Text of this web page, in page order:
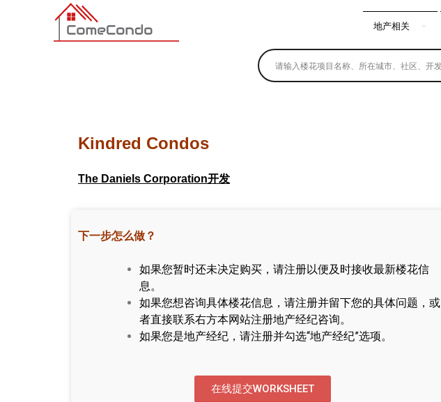
多伦多最新最全的楼花搜索引擎
地产相关
Kindred Condos
The Daniels Corporation开发
下一步怎么做？
如果您暂时还未决定购买，请注册以便及时接收最新楼花信
息。
如果您想咨询具体楼花信息，请注册并留下您的具体问题，或
者直接联系右方本网站注册地产经纪咨询。
如果您是地产经纪，请注册并勾选“地产经纪”选项。
在线提交WORKSHEET